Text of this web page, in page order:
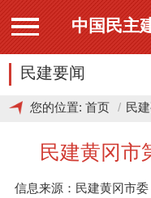
中国民主
民建要闻
您的位置: 首页 民
民建黄冈市
信息来源：民建黄冈市